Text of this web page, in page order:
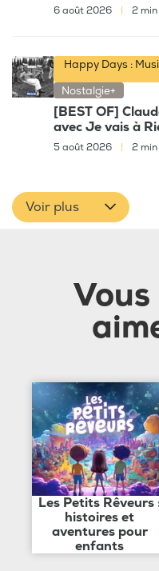
6 août 2026 2 min
Happy Days :
Nostalgie+
[BEST OF]
avec Je vais à
5 août 2026 2
Voir plus
Les Petits Rêveurs
histoires et
aventures pour
enfants